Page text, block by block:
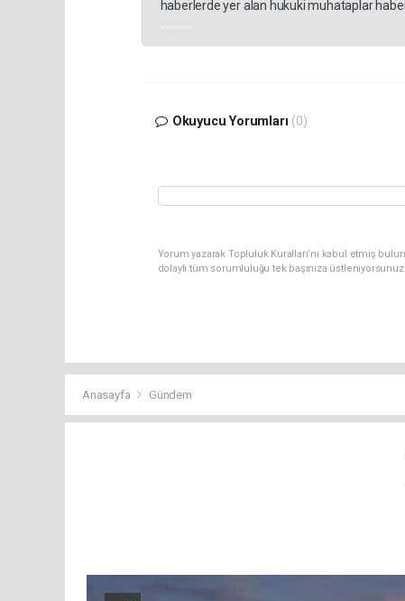
haberlerde yer alan hukuki muhataplar
Okuyucu Yorumları (0)
Yorum yazarak Topluluk Kuralları’nı kabul etmiş
dolaylı tüm sorumluluğu tek başınıza
Anasayfa Gündem